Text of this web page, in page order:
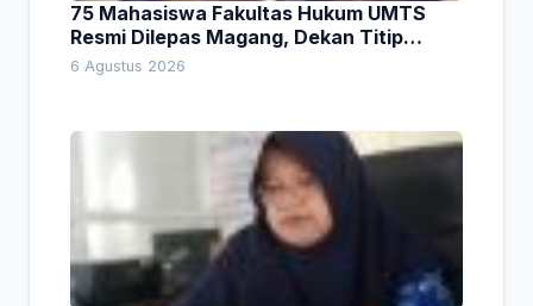
75 Mahasiswa Fakultas Hukum UMTS
Resmi Dilepas Magang, Dekan Titip
Empat Pesan Penting
6 Agustus 2026